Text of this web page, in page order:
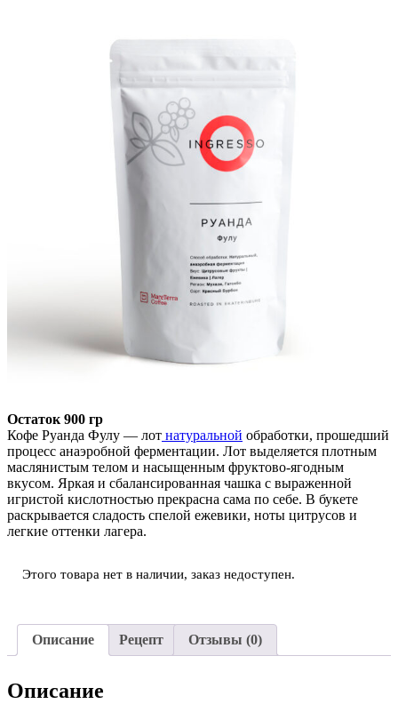
Остаток 900 гр
Кофе Руанда Фулу — лот натуральной обработки, прошедший
процесс анаэробной ферментации. Лот выделяется плотным
маслянистым телом и насыщенным фруктово-ягодным
вкусом. Яркая и сбалансированная чашка с выраженной
игристой кислотностью прекрасна сама по себе. В букете
раскрывается сладость спелой ежевики, ноты цитрусов и
легкие оттенки лагера.
Этого товара нет в наличии, заказ недоступен.
Описание Рецепт Отзывы (0)
Описание